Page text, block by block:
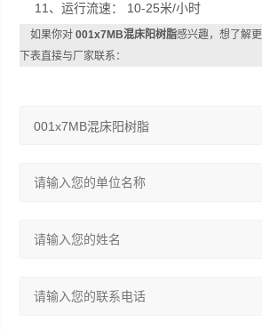
11、运行流速： 10-25米/小时
如果你对001x7MB混床阳树脂感兴趣，想了解
下表直接与厂家联系：